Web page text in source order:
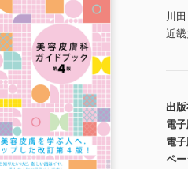
川
近
出
電
電
ペ